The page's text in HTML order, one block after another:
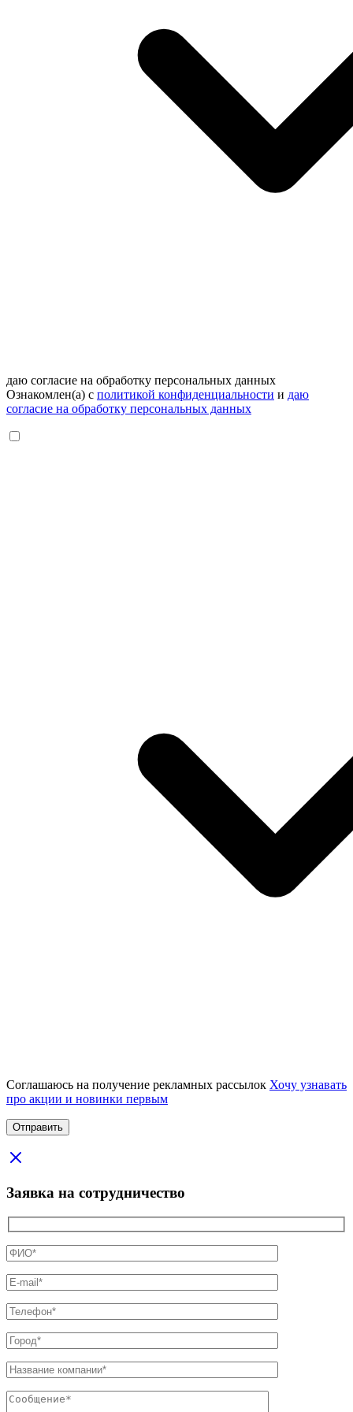
даю согласие на обработку персональных данных
Ознакомлен(а) с политикой конфиденциальности и даю
согласие на обработку персональных данных
Соглашаюсь на получение рекламных рассылок Хочу узнавать
про акции и новинки первым
Заявка на сотрудничество